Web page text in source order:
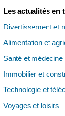
Les actualités en
Divertissement et
Alimentation et
Santé et médecine
Immobilier et
Technologie et
Voyages et loisirs